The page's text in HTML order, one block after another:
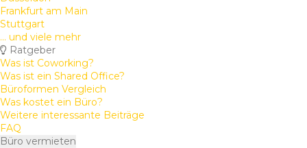
Frankfurt am Main
Stuttgart
... und viele mehr
Ratgeber
Was ist Coworking?
Was ist ein Shared Office?
Büroformen Vergleich
Was kostet ein Büro?
Weitere interessante Beiträge
FAQ
Büro vermieten